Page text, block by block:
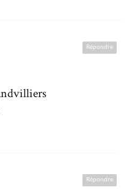
Répondre
Répondre